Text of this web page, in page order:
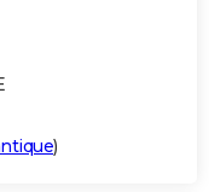
)